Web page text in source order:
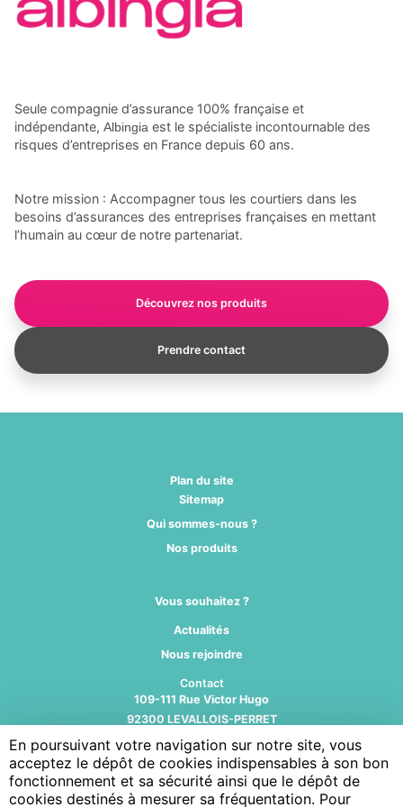
Seule compagnie d’assurance 100% française et
indépendante, Albingia est le spécialiste incontournable des
risques d’entreprises en France depuis 60 ans.
Notre mission : Accompagner tous les courtiers dans les
besoins d’assurances des entreprises françaises en mettant
l’humain au cœur de notre partenariat.
Découvrez nos produits
Prendre contact
Plan du site
Sitemap
Qui sommes-nous ?
Nos produits
Vous souhaitez ?
Actualités
Nous rejoindre
Contact
109-111 Rue Victor Hugo
92300 LEVALLOIS-PERRET
N° TEL: 0141067000
Suivez-nous
En poursuivant votre navigation sur notre site, vous
acceptez le dépôt de cookies indispensables à son bon
fonctionnement et sa sécurité ainsi que le dépôt de
cookies destinés à mesurer sa fréquentation. Pour